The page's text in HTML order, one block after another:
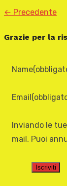
← Precedente
Grazie per la
Name
Email
Inviando le
mail. Puoi
Iscriviti